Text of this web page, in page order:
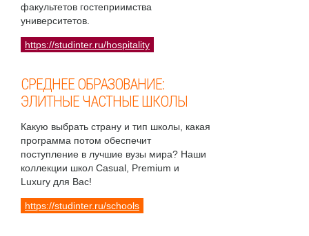
факультетов гостеприимства
университетов.
https://studinter.ru/hospitality
СРЕДНЕЕ ОБРАЗОВАНИЕ:
ЭЛИТНЫЕ ЧАСТНЫЕ ШКОЛЫ
Какую выбрать страну и тип школы, какая
программа потом обеспечит
поступление в лучшие вузы мира? Наши
коллекции школ Casual, Premium и
Luxury для Вас!
https://studinter.ru/schools